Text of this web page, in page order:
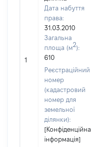
1
Дата набуття
права:
31.03.2010
Загальна
площа (м2):
610
Реєстраційний
номер
(кадастровий
номер для
земельної
ділянки):
[Конфіденційна
інформація]